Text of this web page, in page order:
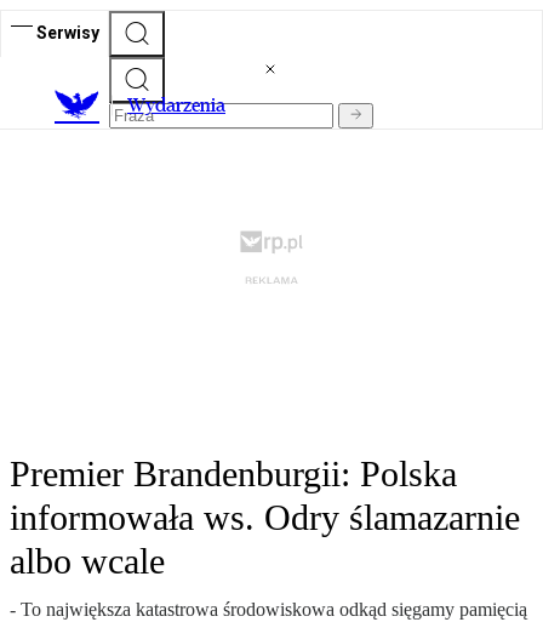
Serwisy
Wydarzenia
Premier Brandenburgii: Polska
informowała ws. Odry ślamazarnie
albo wcale
- To największa katastrowa środowiskowa odkąd sięgamy pamięcią